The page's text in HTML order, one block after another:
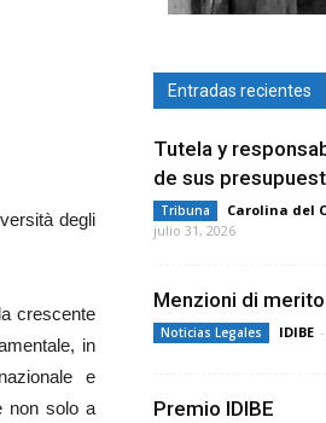
degli
crescente
in
e
non solo a
Entradas recientes
Tutela y
de sus
Tribuna Carolina del
julio 31, 2026
Menzioni di merito
Noticias Legales IDIBE -
Premio IDIBE